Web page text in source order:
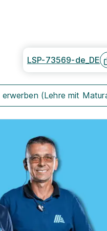
LSP-73569-de_DE
(Lehre mit